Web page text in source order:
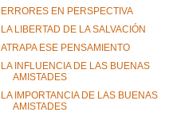
ERRORES EN PERSPECTIVA
LA LIBERTAD DE LA SALVACIÓN
ATRAPA ESE PENSAMIENTO
LA INFLUENCIA DE LAS BUENAS
AMISTADES
LA IMPORTANCIA DE LAS BUENAS
AMISTADES